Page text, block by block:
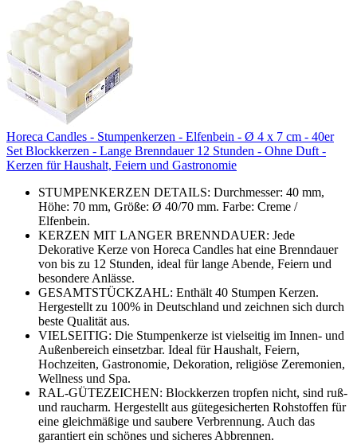
Horeca Candles - Stumpenkerzen - Elfenbein - Ø 4 x 7 cm - 40er
Set Blockkerzen - Lange Brenndauer 12 Stunden - Ohne Duft -
Kerzen für Haushalt, Feiern und Gastronomie
STUMPENKERZEN DETAILS: Durchmesser: 40 mm,
Höhe: 70 mm, Größe: Ø 40/70 mm. Farbe: Creme /
Elfenbein.
KERZEN MIT LANGER BRENNDAUER: Jede
Dekorative Kerze von Horeca Candles hat eine Brenndauer
von bis zu 12 Stunden, ideal für lange Abende, Feiern und
besondere Anlässe.
GESAMTSTÜCKZAHL: Enthält 40 Stumpen Kerzen.
Hergestellt zu 100% in Deutschland und zeichnen sich durch
beste Qualität aus.
VIELSEITIG: Die Stumpenkerze ist vielseitig im Innen- und
Außenbereich einsetzbar. Ideal für Haushalt, Feiern,
Hochzeiten, Gastronomie, Dekoration, religiöse Zeremonien,
Wellness und Spa.
RAL-GÜTEZEICHEN: Blockkerzen tropfen nicht, sind ruß-
und raucharm. Hergestellt aus gütegesicherten Rohstoffen für
eine gleichmäßige und saubere Verbrennung. Auch das
garantiert ein schönes und sicheres Abbrennen.